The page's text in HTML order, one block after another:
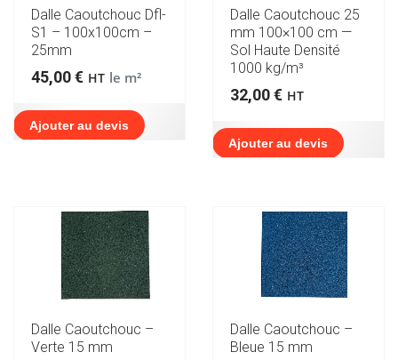
Dalle Caoutchouc Dfl-
S1 – 100x100cm –
25mm
45,00€ HT le m²
Ajouter au devis
Dalle Caoutchouc 25
mm 100×100 cm —
Sol Haute Densité
1000 kg/m³
32,00€ HT
Ajouter au devis
Dalle Caoutchouc –
Verte 15 mm
Dalle Caoutchouc –
Bleue 15 mm